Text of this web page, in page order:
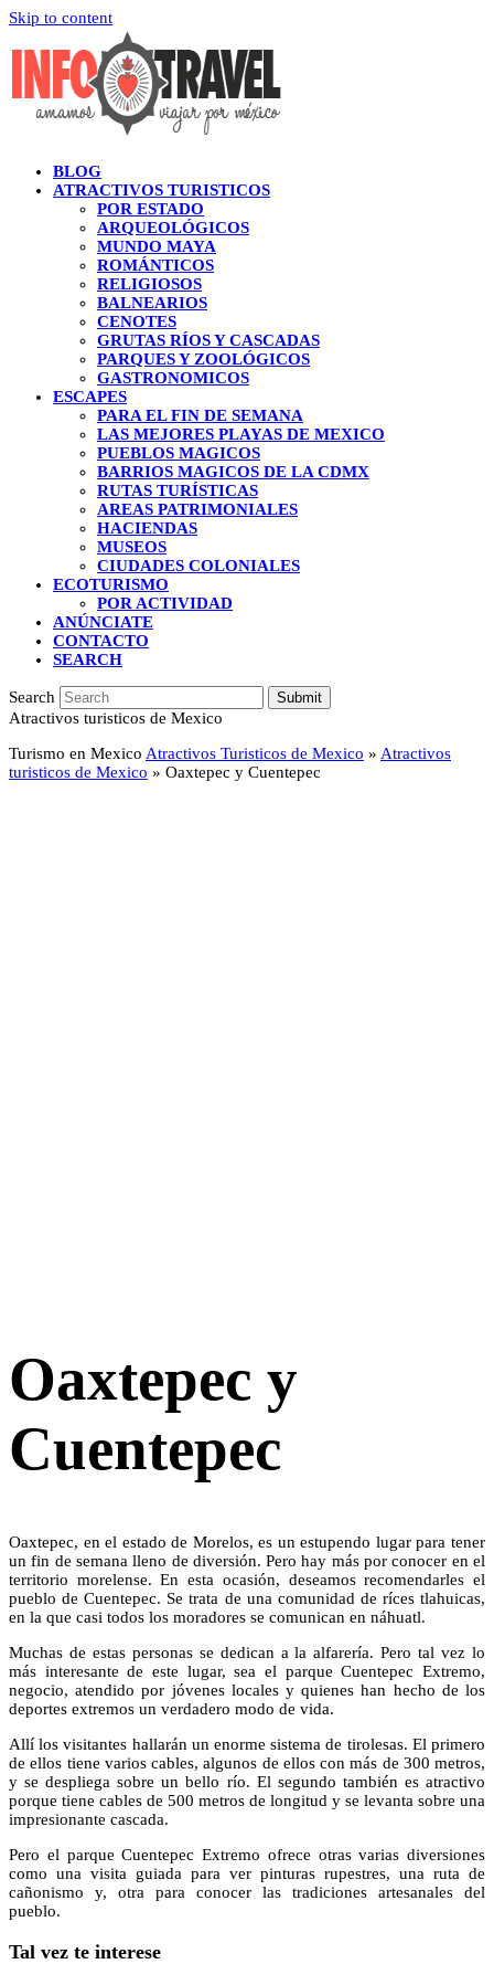
Skip to content
BLOG
ATRACTIVOS TURISTICOS
POR ESTADO
ARQUEOLÓGICOS
MUNDO MAYA
ROMÁNTICOS
RELIGIOSOS
BALNEARIOS
CENOTES
GRUTAS RÍOS Y CASCADAS
PARQUES Y ZOOLÓGICOS
GASTRONOMICOS
ESCAPES
PARA EL FIN DE SEMANA
LAS MEJORES PLAYAS DE MEXICO
PUEBLOS MAGICOS
BARRIOS MAGICOS DE LA CDMX
RUTAS TURÍSTICAS
AREAS PATRIMONIALES
HACIENDAS
MUSEOS
CIUDADES COLONIALES
ECOTURISMO
POR ACTIVIDAD
ANÚNCIATE
CONTACTO
SEARCH
Search Submit
Atractivos turisticos de Mexico
Turismo en Mexico Atractivos Turisticos de Mexico » Atractivos
turisticos de Mexico » Oaxtepec y Cuentepec
Oaxtepec y
Cuentepec
Oaxtepec, en el estado de Morelos, es un estupendo lugar para tener
un fin de semana lleno de diversión. Pero hay más por conocer en el
territorio morelense. En esta ocasión, deseamos recomendarles el
pueblo de Cuentepec. Se trata de una comunidad de ríces tlahuicas,
en la que casi todos los moradores se comunican en náhuatl.
Muchas de estas personas se dedican a la alfarería. Pero tal vez lo
más interesante de este lugar, sea el parque Cuentepec Extremo,
negocio, atendido por jóvenes locales y quienes han hecho de los
deportes extremos un verdadero modo de vida.
Allí los visitantes hallarán un enorme sistema de tirolesas. El primero
de ellos tiene varios cables, algunos de ellos con más de 300 metros,
y se despliega sobre un bello río. El segundo también es atractivo
porque tiene cables de 500 metros de longitud y se levanta sobre una
impresionante cascada.
Pero el parque Cuentepec Extremo ofrece otras varias diversiones
como una visita guiada para ver pinturas rupestres, una ruta de
cañonismo y, otra para conocer las tradiciones artesanales del
pueblo.
Tal vez te interese